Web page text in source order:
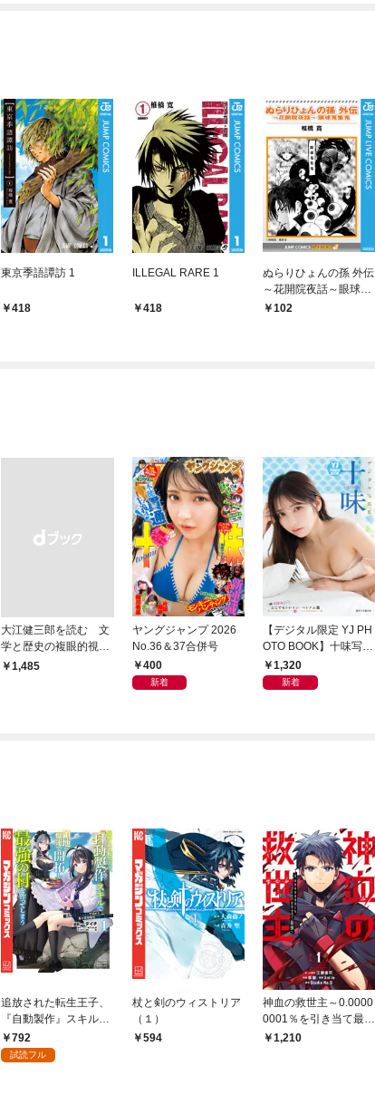
東京季語譚訪 1
418
ILLEGAL RARE 1
418
ぬらりひょんの孫 外伝
～花開院夜話～眼球蒐
集鬼
102
大江健三郎を読む 文
学と歴史の複眼的視点
から
￥1,485
ヤングジャンプ 2026
No.36＆37合併号
400
新着
【デジタル限定 YJ PH
OTO BOOK】十味写真
集「続・『ぽみ』！？
どこでもトレイン・ベ
1,320
新着
追放された転生王子、
『自動製作』スキルで
領地を爆速で開拓し最
強の村を作ってしまう
792
試読フル
杖と剣のウィストリア
（１）
594
神血の救世主～0.0000
0001％を引き当て最強
へ～【電子書籍特典
1,210